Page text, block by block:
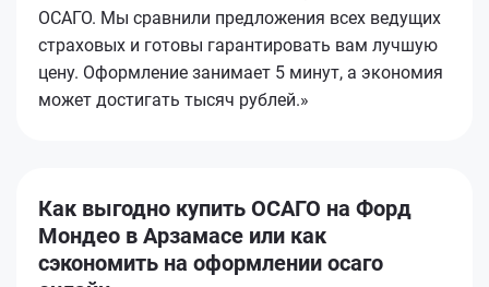
ОСАГО. Мы сравнили предложения всех ведущих
страховых и готовы гарантировать вам лучшую
цену. Оформление занимает 5 минут, а экономия
может достигать тысяч рублей.»
Как выгодно купить ОСАГО на Форд
Мондео в Арзамасе или как
сэкономить на оформлении осаго